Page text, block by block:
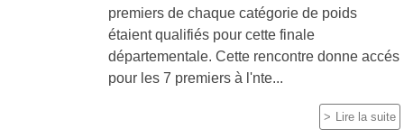
premiers de chaque catégorie de poids
étaient qualifiés pour cette finale
départementale. Cette rencontre donne accés
pour les 7 premiers à l'nte...
Lire la suite